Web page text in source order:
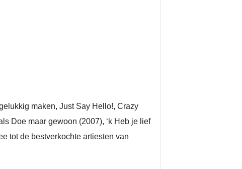
maken, Just Say Hello!, Crazy
Doe maar gewoon (2007), ‘k Heb je lief
tot de bestverkochte artiesten van